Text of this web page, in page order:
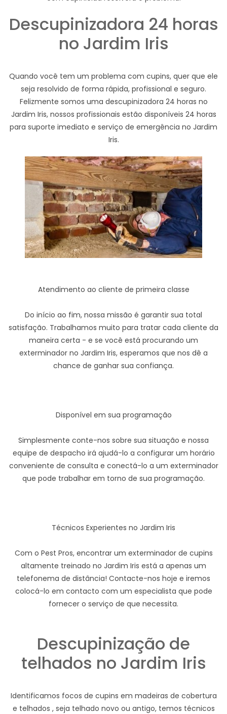
Descupinizadora 24 horas
no Jardim Iris
Quando você tem um problema com cupins, quer que ele
seja resolvido de forma rápida, profissional e seguro.
Felizmente somos uma descupinizadora 24 horas no
Jardim Iris, nossos profissionais estão disponíveis 24 horas
para suporte imediato e serviço de emergência no Jardim
Iris.
Atendimento ao cliente de primeira classe
Do início ao fim, nossa missão é garantir sua total
satisfação. Trabalhamos muito para tratar cada cliente da
maneira certa - e se você está procurando um
exterminador no Jardim Iris, esperamos que nos dê a
chance de ganhar sua confiança.
Disponível em sua programação
Simplesmente conte-nos sobre sua situação e nossa
equipe de despacho irá ajudá-lo a configurar um horário
conveniente de consulta e conectá-lo a um exterminador
que pode trabalhar em torno de sua programação.
Técnicos Experientes no Jardim Iris
Com o Pest Pros, encontrar um exterminador de cupins
altamente treinado no Jardim Iris está a apenas um
telefonema de distância! Contacte-nos hoje e iremos
colocá-lo em contacto com um especialista que pode
fornecer o serviço de que necessita.
Descupinização de
telhados no Jardim Iris
Identificamos focos de cupins em madeiras de cobertura
e telhados , seja telhado novo ou antigo, temos técnicos